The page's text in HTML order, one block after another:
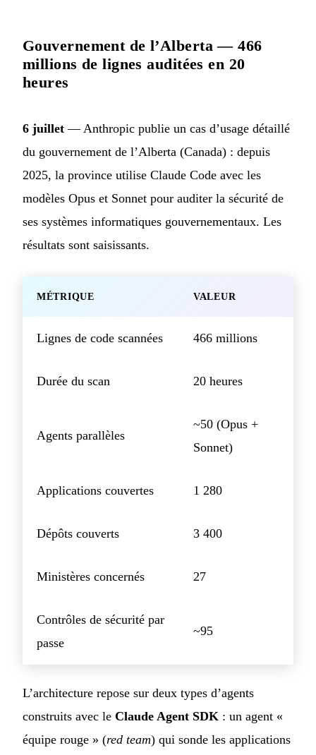
Gouvernement de l’Alberta — 466
millions de lignes auditées en 20
heures
6 juillet — Anthropic publie un cas d’usage détaillé
du gouvernement de l’Alberta (Canada) : depuis
2025, la province utilise Claude Code avec les
modèles Opus et Sonnet pour auditer la sécurité de
ses systèmes informatiques gouvernementaux. Les
résultats sont saisissants.
MÉTRIQUE VALEUR
Lignes de code scannées 466 millions
Durée du scan 20 heures
Agents parallèles
~50 (Opus +
Sonnet)
Applications couvertes 1 280
Dépôts couverts 3 400
Ministères concernés 27
Contrôles de sécurité par
passe
~95
L’architecture repose sur deux types d’agents
construits avec le Claude Agent SDK : un agent «
équipe rouge » (red team) qui sonde les applications